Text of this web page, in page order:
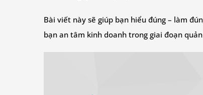
Bài viết này sẽ giúp bạn hiểu đúng – làm
bạn an tâm kinh doanh trong giai đoạn